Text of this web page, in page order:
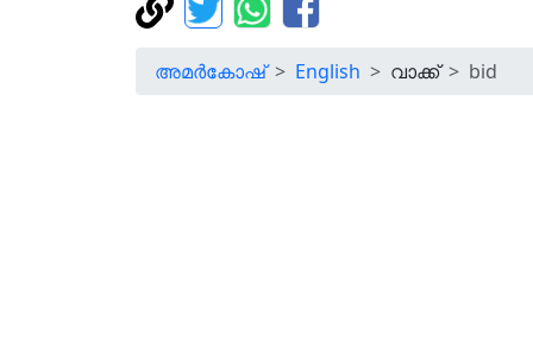
അമർകോഷ് English വാക്ക് bid